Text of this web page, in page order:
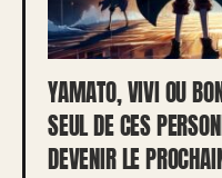
YAMATO, VIVI OU
SEUL DE CES
DEVENIR LE